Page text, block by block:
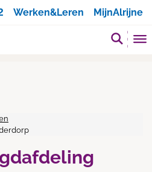
Werken&Leren MijnAlrijne